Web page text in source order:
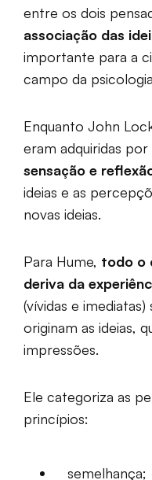
entre os dois
associação das
importante para a
campo da
Enquanto John
eram adquiridas
sensação e
ideias e as
novas ideias.
Para Hume, todo o
deriva da
(vívidas e
originam as ideias,
impressões.
Ele categoriza as
princípios:
semelhança;